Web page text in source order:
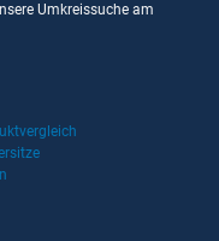
Umkreissuche am